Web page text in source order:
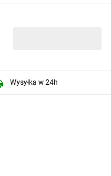
Wysyłka w 24h